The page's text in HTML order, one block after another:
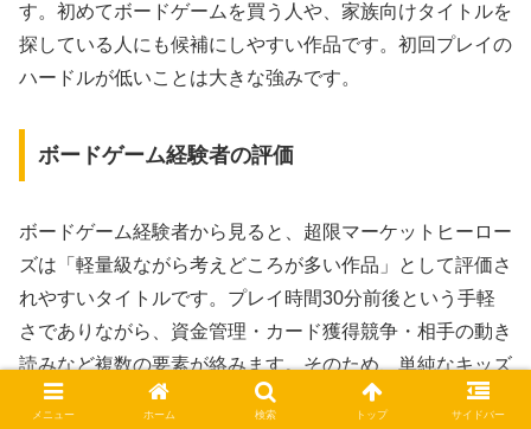
す。初めてボードゲームを買う人や、家族向けタイトルを
探している人にも候補にしやすい作品です。初回プレイの
ハードルが低いことは大きな強みです。
ボードゲーム経験者の評価
ボードゲーム経験者から見ると、超限マーケットヒーロー
ズは「軽量級ながら考えどころが多い作品」として評価さ
れやすいタイトルです。プレイ時間30分前後という手軽
さでありながら、資金管理・カード獲得競争・相手の動き
読みなど複数の要素が絡みます。そのため、単純なキッズ
向けゲームとは違い、経験者でもしっかり頭を使って楽し
メニュー ホーム 検索 トップ サイドバー